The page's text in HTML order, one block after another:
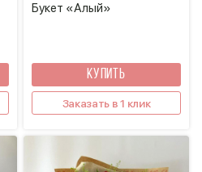
Букет «Алый»
КУПИТЬ
Заказать в 1 клик